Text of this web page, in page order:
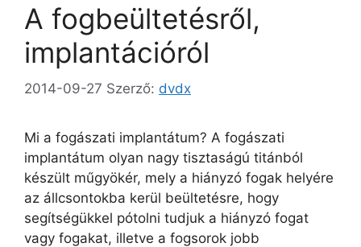
A fogbeültetésről,
implantációról
2014-09-27 Szerző: dvdx
Mi a fogászati implantátum? A fogászati
implantátum olyan nagy tisztaságú titánból
készült műgyökér, mely a hiányzó fogak helyére
az állcsontokba kerül beültetésre, hogy
segítségükkel pótolni tudjuk a hiányzó fogat
vagy fogakat, illetve a fogsorok jobb